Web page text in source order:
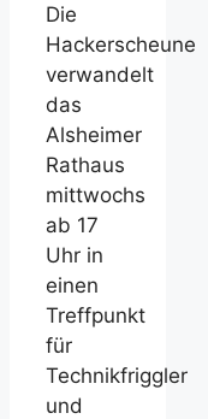
Die
Hackerscheune
verwandelt
das
Alsheimer
Rathaus
mittwochs
ab 17
Uhr in
einen
Treffpunkt
für
Technikfriggler
und